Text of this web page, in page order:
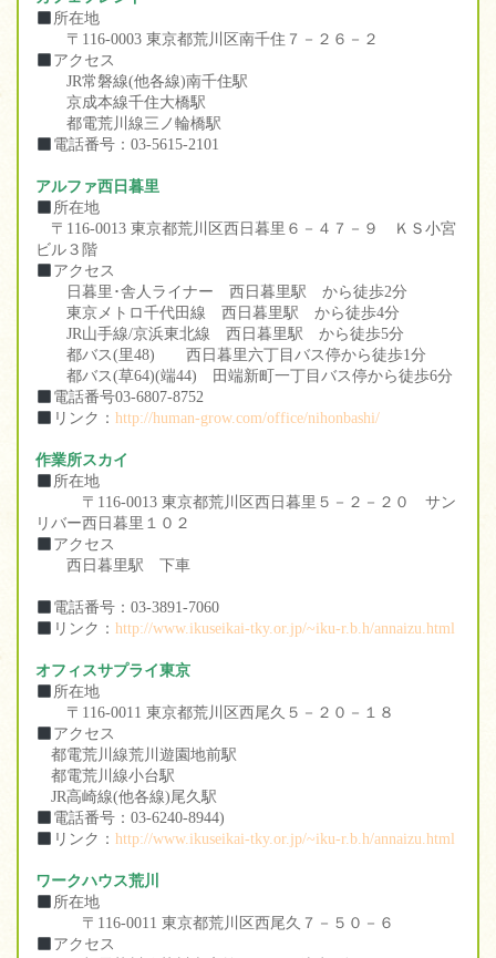
所在地
〒116-0003 東京都荒川区南千住７－２６－２
アクセス
JR常磐線(他各線)南千住駅
京成本線千住大橋駅
都電荒川線三ノ輪橋駅
電話番号：03-5615-2101
アルファ西日暮里
所在地
〒116-0013 東京都荒川区西日暮里６－４７－９ ＫＳ小宮
ビル３階
アクセス
日暮里･舎人ライナー 西日暮里駅 から徒歩2分
東京メトロ千代田線 西日暮里駅 から徒歩4分
JR山手線/京浜東北線 西日暮里駅 から徒歩5分
都バス(里48) 西日暮里六丁目バス停から徒歩1分
都バス(草64)(端44) 田端新町一丁目バス停から徒歩6分
電話番号03-6807-8752
リンク： http://human-grow.com/office/nihonbashi/
作業所スカイ
所在地
〒116-0013 東京都荒川区西日暮里５－２－２０ サン
リバー西日暮里１０２
アクセス
西日暮里駅 下車
電話番号：03-3891-7060
リンク： http://www.ikuseikai-tky.or.jp/~iku-r.b.h/annaizu.html
オフィスサプライ東京
所在地
〒116-0011 東京都荒川区西尾久５－２０－１８
アクセス
都電荒川線荒川遊園地前駅
都電荒川線小台駅
JR高崎線(他各線)尾久駅
電話番号：03-6240-8944)
リンク： http://www.ikuseikai-tky.or.jp/~iku-r.b.h/annaizu.html
ワークハウス荒川
所在地
〒116-0011 東京都荒川区西尾久７－５０－６
アクセス